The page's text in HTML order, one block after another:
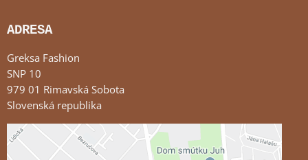
ADRESA
Greksa Fashion
SNP 10
979 01 Rimavská Sobota
Slovenská republika